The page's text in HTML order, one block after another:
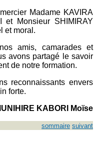
Madame KAVIRA
et Monsieur SHIMIRAY
et moral.
amis, camarades et
avons partagé le savoir
de notre formation.
reconnaissants envers
forte.
KABORI Moïse
sommaire suivant